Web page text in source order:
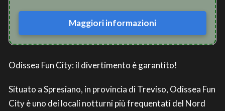
Maggiori informazioni
Odissea Fun City: il divertimento è garantito!
Situato a Spresiano, in provincia di Treviso, Odissea Fun
City è uno dei locali notturni più frequentati del Nord